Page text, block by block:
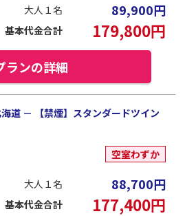
大人１名 89,900円
基本代金合計 179,800円
ランの詳細
道 － 【禁煙】スタンダードツイン
空室わずか
大人１名 88,700円
基本代金合計 177,400円